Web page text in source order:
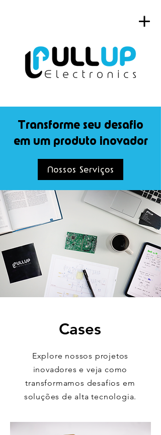
Transforme seu desafio
em um produto inovador
Nossos Serviços
Cases
Explore nossos projetos
inovadores e veja como
transformamos desafios em
soluções de alta tecnologia.